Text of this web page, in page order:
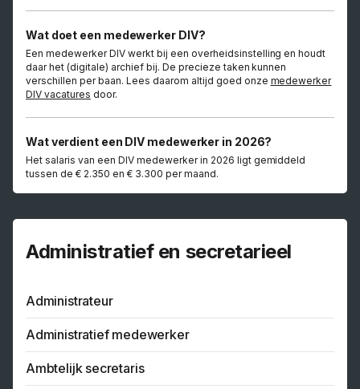
Wat doet een medewerker DIV?
Een medewerker DIV werkt bij een overheidsinstelling en houdt
daar het (digitale) archief bij. De precieze taken kunnen
verschillen per baan. Lees daarom altijd goed onze medewerker
DIV vacatures door.
Wat verdient een DIV medewerker in 2026?
Het salaris van een DIV medewerker in 2026 ligt gemiddeld
tussen de € 2.350 en € 3.300 per maand.
Administratief en secretarieel
Administrateur
Administratief medewerker
Ambtelijk secretaris